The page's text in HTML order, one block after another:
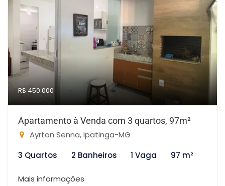
R$ 450.000
Apartamento à Venda com 3 quartos, 97m²
Ayrton Senna, Ipatinga-MG
3 Quartos
2 Banheiros 1 Vaga 97 m²
Mais informações